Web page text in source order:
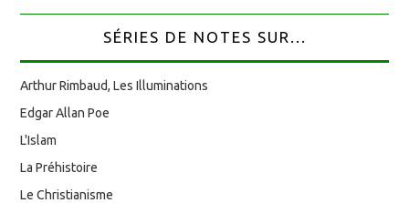
SÉRIES DE NOTES SUR...
Arthur Rimbaud, Les Illuminations
Edgar Allan Poe
L'Islam
La Préhistoire
Le Christianisme